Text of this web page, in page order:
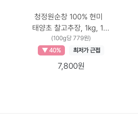
청정원순창 100% 현미
태양초 찰고추장, 1kg, 1개
1kg × 1개(100g당 779원)
▼ 40%
최저가 근접
7,800원